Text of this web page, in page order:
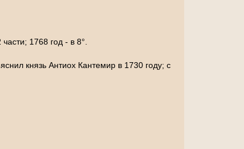
1768 год - в 8°.
князь Антиох Кантемир в 1730 году; с